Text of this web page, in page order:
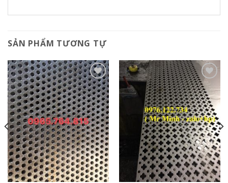
SẢN PHẨM TƯƠNG TỰ
Add to
Wishlist
Add to
Wishlist